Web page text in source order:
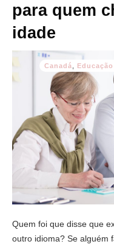
para quem
idade
Canadá
Quem foi que disse que
outro idioma? Se alguém